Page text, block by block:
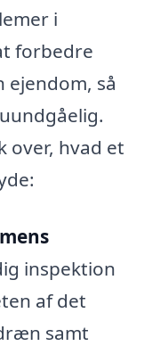
i
forbedre
så
over, hvad et
inspektion
af det
samt